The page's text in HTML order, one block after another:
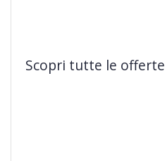
Scopri tutte le offerte